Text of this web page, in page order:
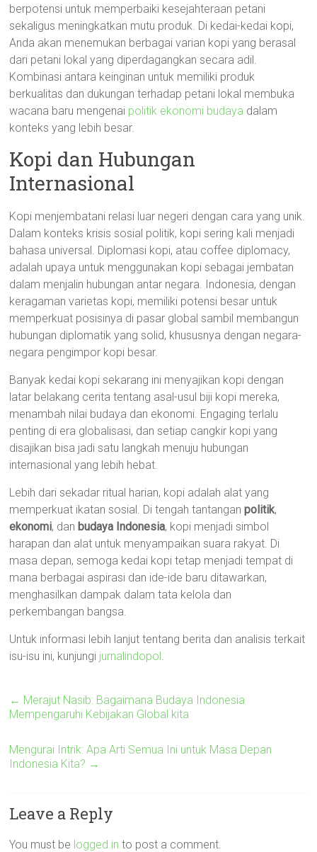
berpotensi untuk memperbaiki kesejahteraan petani
sekaligus meningkatkan mutu produk. Di kedai-kedai kopi,
Anda akan menemukan berbagai varian kopi yang berasal
dari petani lokal yang diperdagangkan secara adil.
Kombinasi antara keinginan untuk memiliki produk
berkualitas dan dukungan terhadap petani lokal membuka
wacana baru mengenai politik ekonomi budaya dalam
konteks yang lebih besar.
Kopi dan Hubungan
Internasional
Kopi menjembatani relasi luar negeri dengan cara yang unik.
Dalam konteks krisis sosial politik, kopi sering kali menjadi
bahasa universal. Diplomasi kopi, atau coffee diplomacy,
adalah upaya untuk menggunakan kopi sebagai jembatan
dalam menjalin hubungan antar negara. Indonesia, dengan
keragaman varietas kopi, memiliki potensi besar untuk
memperkuat posisinya di pasar global sambil membangun
hubungan diplomatik yang solid, khususnya dengan negara-
negara pengimpor kopi besar.
Banyak kedai kopi sekarang ini menyajikan kopi dengan
latar belakang cerita tentang asal-usul biji kopi mereka,
menambah nilai budaya dan ekonomi. Engaging terlalu
penting di era globalisasi, dan setiap cangkir kopi yang
disajikan bisa jadi satu langkah menuju hubungan
internasional yang lebih hebat.
Lebih dari sekadar ritual harian, kopi adalah alat yang
memperkuat ikatan sosial. Di tengah tantanganpolitik,
ekonomi, dan budaya Indonesia, kopi menjadi simbol
harapan dan alat untuk menyampaikan suara rakyat. Di
masa depan, semoga kedai kopi tetap menjadi tempat di
mana berbagai aspirasi dan ide-ide baru ditawarkan,
menghasilkan dampak dalam tata kelola dan
perkembangan bangsa.
Untuk informasi lebih lanjut tentang berita dan analisis terkait
isu-isu ini, kunjungi jurnalindopol.
← Merajut Nasib: Bagaimana Budaya Indonesia
Mempengaruhi Kebijakan Global kita
Mengurai Intrik: Apa Arti Semua Ini untuk Masa Depan
Indonesia Kita? →
Leave a Reply
You must be logged in to post a comment.